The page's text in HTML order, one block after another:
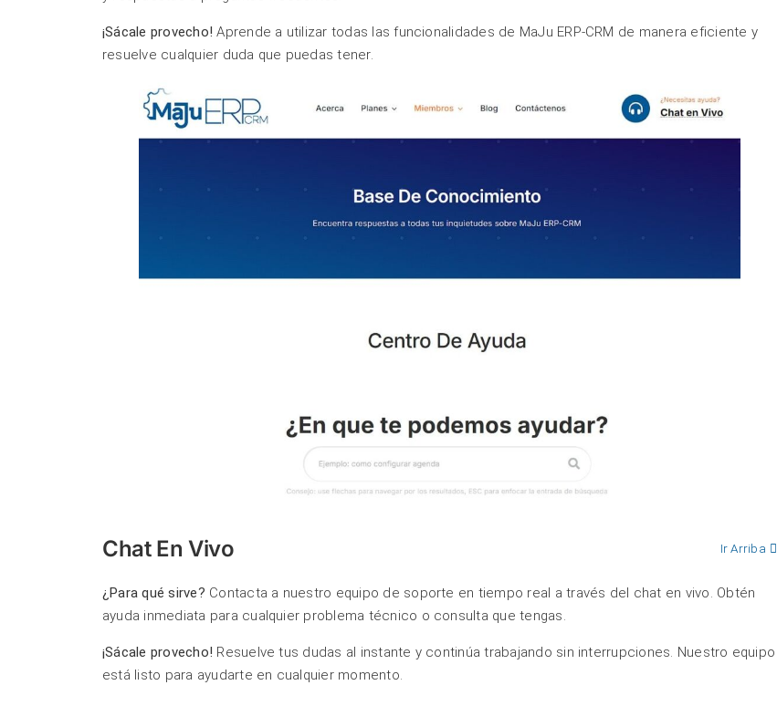
¡Sácale provecho! Aprende a utilizar todas las funcionalidades de MaJu ERP-CRM de manera eficiente y
resuelve cualquier duda que puedas tener.
Chat En Vivo Ir Arriba
¿Para qué sirve? Contacta a nuestro equipo de soporte en tiempo real a través del chat en vivo. Obtén
ayuda inmediata para cualquier problema técnico o consulta que tengas.
¡Sácale provecho! Resuelve tus dudas al instante y continúa trabajando sin interrupciones. Nuestro equipo
está listo para ayudarte en cualquier momento.